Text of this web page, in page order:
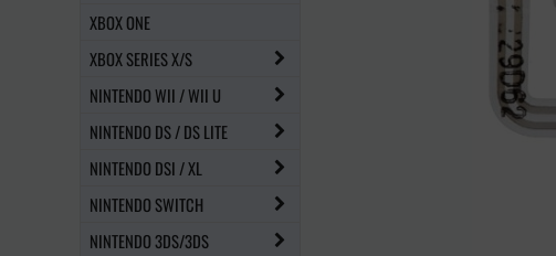
XBOX ONE
XBOX SERIES X/S
NINTENDO WII / WII U
NINTENDO DS / DS LITE
NINTENDO DSI / XL
NINTENDO SWITCH
NINTENDO 3DS/3DS